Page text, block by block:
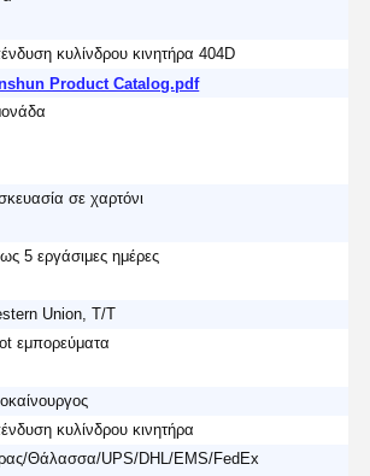
κυλίνδρου κινητήρα 404D
Product Catalog.pdf
σε χαρτόνι
5 εργάσιμες ημέρες
Union, T/T
εμπορεύματα
κυλίνδρου κινητήρα
Θάλασσα/UPS/DHL/EMS/FedEx